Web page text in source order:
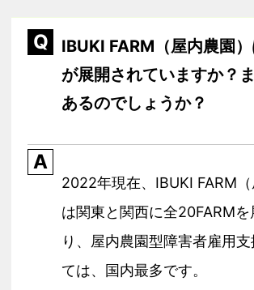
ツ
Q
IBUKI FARM（屋内農園
が展開されていますか？
あるのでしょうか？
A
2022年現在、IBUKI FARM（
は関東と関西に全20FARMを
り、屋内農園型障害者雇用
ては、国内最多です。